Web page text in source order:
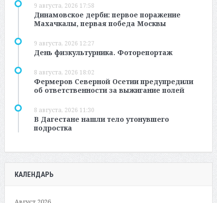
9 августа, 2026 17:58
Динамовское дерби: первое поражение
Махачкалы, первая победа Москвы
9 августа, 2026 12:27
День физкультурника. Фоторепортаж
8 августа, 2026 18:02
Фермеров Северной Осетии предупредили
об ответственности за выжигание полей
8 августа, 2026 11:30
В Дагестане нашли тело утонувшего
подростка
КАЛЕНДАРЬ